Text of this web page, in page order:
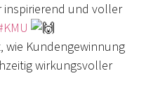
inspirierend und voller
wie Kundengewinnung
wirkungsvoller